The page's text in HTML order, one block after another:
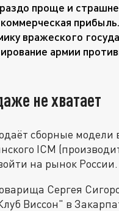
проще и
вражеского
армии
не хватает
сборные модели
ICM
на рынок России.
Сергея
Виссон" в